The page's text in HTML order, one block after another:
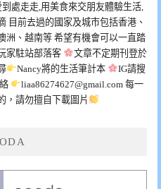
處走走,用美食來交朋友體驗生活,
目前去過的國家及城市包括香港、
洲、越南等 希望有機會可以一直踏
家駐站部落客
文章不定期刊登於
Nancy將的生活筆計本
IG請搜
liaa86274627@gmail.com每一
，請勿擅自下載圖片